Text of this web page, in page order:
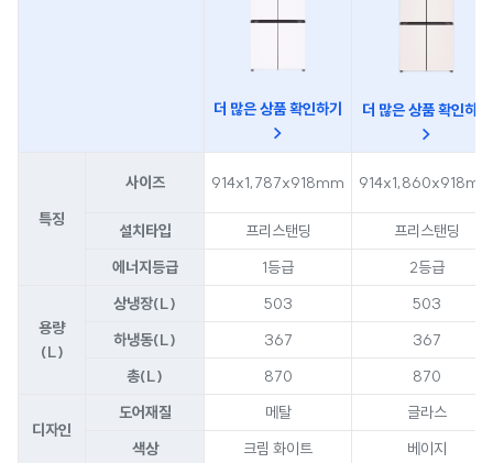
더 많은 상품 확인하기
>
더 많은 상품 확인하기
>
특징
사이즈 914x1,787x918mm 914x1,860x918mm
설치타입 프리스탠딩
프리스탠딩
에너지등급
1등급 2등급
용량
(L)
상냉장(L) 503
503
하냉동(L)
367
367
총(L)
870 870
디자인
도어재질 메탈
글라스
색상
크림 화이트 베이지